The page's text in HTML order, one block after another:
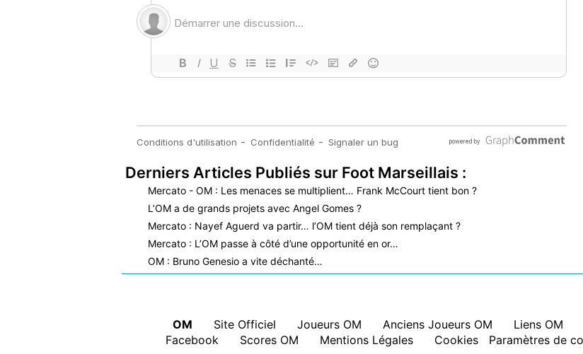
Derniers Articles Publiés sur Foot Marseillais :
Mercato - OM : Les menaces se multiplient… Frank McCourt tient bon ?
L’OM a de grands projets avec Angel Gomes ?
Mercato : Nayef Aguerd va partir… l’OM tient déjà son remplaçant ?
Mercato : L’OM passe à côté d’une opportunité en or…
OM : Bruno Genesio a vite déchanté…
OM Site Officiel Joueurs OM Anciens Joueurs OM Liens OM
Facebook
Scores OM Mentions Légales Cookies Paramètres de